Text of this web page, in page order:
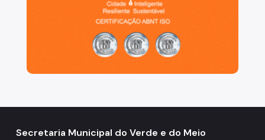
Secretaria Municipal do Verde e do Meio